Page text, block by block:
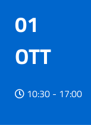
01
OTT
10:30 - 17:00